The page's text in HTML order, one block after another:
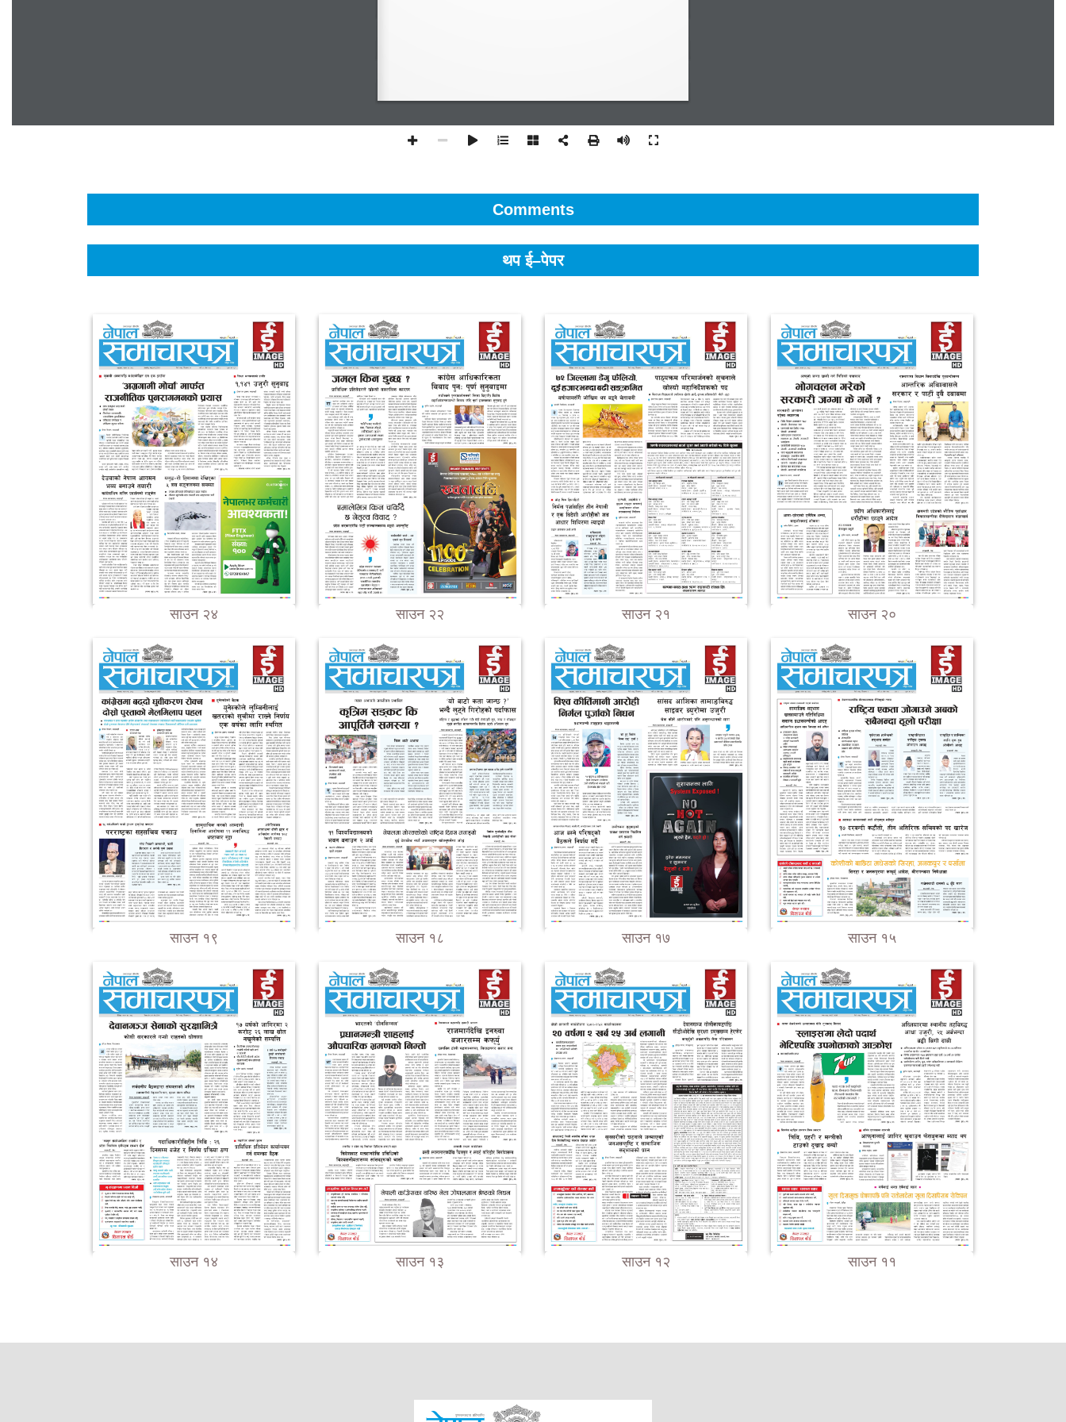
Comments
थप ई–पेपर
साउन २४ साउन २२ साउन २१ साउन २०
साउन १९ साउन १८ साउन १७ साउन १५
साउन १४ साउन १३ साउन १२ साउन ११